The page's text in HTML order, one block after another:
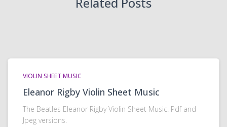
VIOLIN SHEET MUSIC
Eleanor Rigby Violin Sheet Music
The Beatles Eleanor Rigby Violin Sheet Music. Pdf and
Jpeg versions.